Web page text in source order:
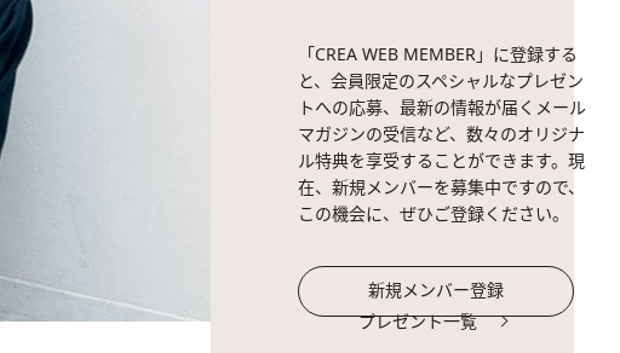
「CREA WEB MEMBER」に登録する
と、会員限定のスペシャルなプレゼン
トへの応募、最新の情報が届くメール
マガジンの受信など、数々のオリジナ
ル特典を享受することができます。現
在、新規メンバーを募集中ですので、
この機会に、ぜひご登録ください。
新規メンバー登録
プレゼント一覧